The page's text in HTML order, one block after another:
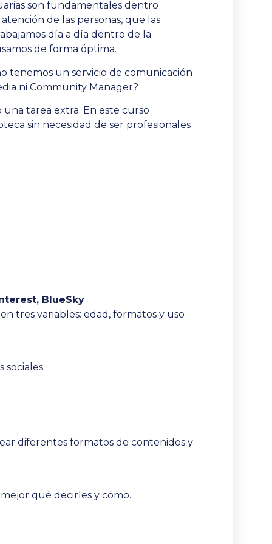
son fundamentales dentro
de las personas, que las
día a día dentro de la
de forma óptima.
tenemos un servicio de comunicación
ni Community Manager?
tarea extra. En este curso
sin necesidad de ser profesionales
BlueSky
tres variables: edad, formatos y uso
diferentes formatos de contenidos y
qué decirles y cómo.